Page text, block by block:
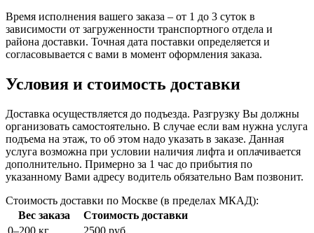
Время исполнения вашего заказа – от 1 до 3 суток в
зависимости от загруженности транспортного отдела и
района доставки. Точная дата поставки определяется и
согласовывается с вами в момент оформления заказа.
Условия и стоимость доставки
Доставка осуществляется до подъезда. Разгрузку Вы должны
организовать самостоятельно. В случае если вам нужна услуга
подъема на этаж, то об этом надо указать в заказе. Данная
услуга возможна при условии наличия лифта и оплачивается
дополнительно. Примерно за 1 час до прибытия по
указанному Вами адресу водитель обязательно Вам позвонит.
Стоимость доставки по Москве (в пределах МКАД):
Вес заказа
Стоимость доставки
0–200 кг
2500 руб.